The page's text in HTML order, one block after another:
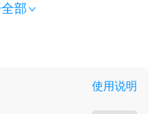
，上线攻速直接拉满，
入，特色时装地图，
率，装备绝对保值，高
部
使用说明